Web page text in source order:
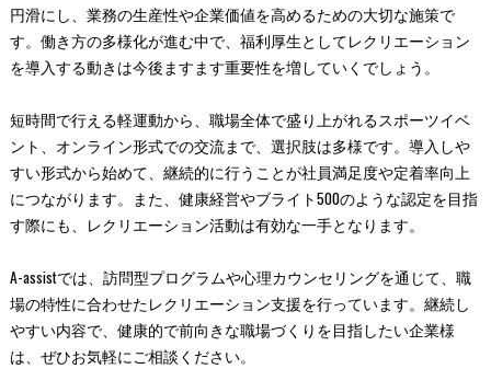
円滑にし、業務の生産性や企業価値を高めるための大切な施策で
す。働き方の多様化が進む中で、福利厚生としてレクリエーション
を導入する動きは今後ますます重要性を増していくでしょう。
短時間で行える軽運動から、職場全体で盛り上がれるスポーツイベ
ント、オンライン形式での交流まで、選択肢は多様です。導入しや
すい形式から始めて、継続的に行うことが社員満足度や定着率向上
につながります。また、健康経営やブライト500のような認定を目指
す際にも、レクリエーション活動は有効な一手となります。
A-assistでは、訪問型プログラムや心理カウンセリングを通じて、職
場の特性に合わせたレクリエーション支援を行っています。継続し
やすい内容で、健康的で前向きな職場づくりを目指したい企業様
は、ぜひお気軽にご相談ください。